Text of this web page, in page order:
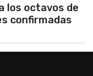
Sub 15 y Sub
en el debut